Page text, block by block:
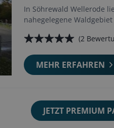
In Söhrewald Wellerode
nahegelegene
(2
MEHR ERFAHREN
JETZT PREMIUM